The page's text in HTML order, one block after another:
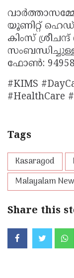
യൂണിറ്റ്
കിംസ്
ഫോൺ:
#KIMS
#HealthCare
Tags
Kasaragod
Malayalam
Share this